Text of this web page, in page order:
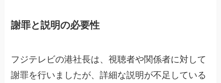
謝罪と説明の必要性
フジテレビの港社長は、視聴者や関係者に対して
謝罪を行いましたが、詳細な説明が不足している